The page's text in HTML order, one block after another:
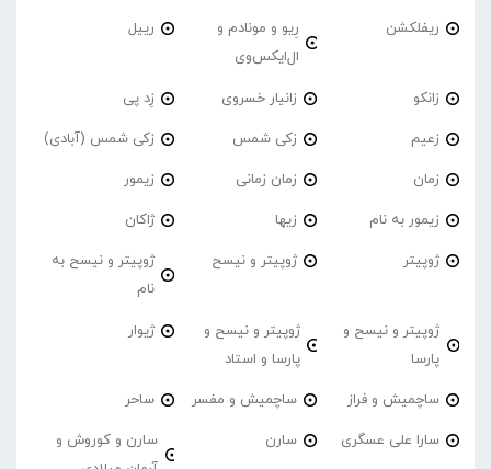
ریفلکشن
رِیو و مونادم و
ال‌ایکس‌وی
رییل
زانکو زانیار خسروی زِد پی
زعیم زکی شمس زکی شمس (آبادی)
زمان زمان زمانی زیمور
زیمور به نام زیها ژاکان
ژوپیتر ژوپیتر و نیسح
ژوپیتر و نیسح به
نام
ژوپیتر و نیسح و
پارسا
ژوپیتر و نیسح و
پارسا و استاد
ژیوار
ساچمیش و فراز ساچمیش و مفسر ساحر
سارا علی عسگری سارن
سارن و کوروش و